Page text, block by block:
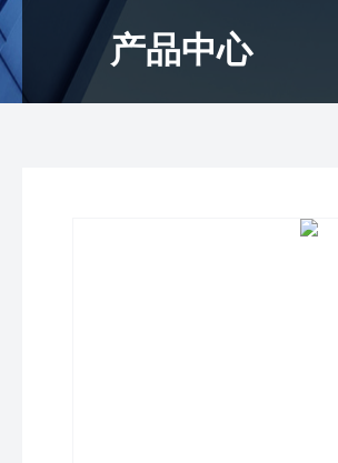
产品中心